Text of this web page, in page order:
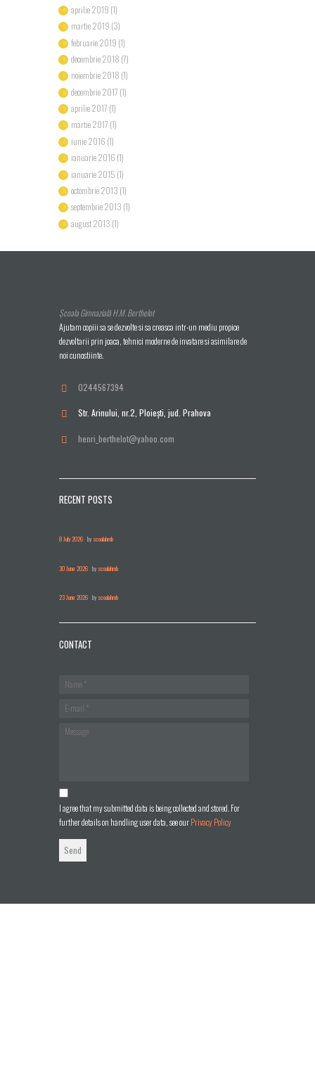
aprilie 2019 (1)
martie 2019 (3)
februarie 2019 (1)
decembrie 2018 (7)
noiembrie 2018 (1)
decembrie 2017 (1)
aprilie 2017 (1)
martie 2017 (1)
iunie 2016 (1)
ianuarie 2016 (1)
ianuarie 2015 (1)
octombrie 2013 (1)
septembrie 2013 (1)
august 2013 (1)
Școala Gimnazială H.M. Berthelot
Ajutam copiii sa se dezvolte si sa creasca intr-un mediu propice
dezvoltarii prin joaca, tehnici moderne de invatare si asimilare de
noi cunostiinte.
0244567394
Str. Arinului, nr.2, Ploieşti, jud. Prahova
henri_berthelot@yahoo.com
RECENT POSTS
8 July 2026 by scoalahmb
30 June 2026 by scoalahmb
23 June 2026 by scoalahmb
CONTACT
I agree that my submitted data is being collected and stored. For
further details on handling user data, see ourPrivacy Policy
Send